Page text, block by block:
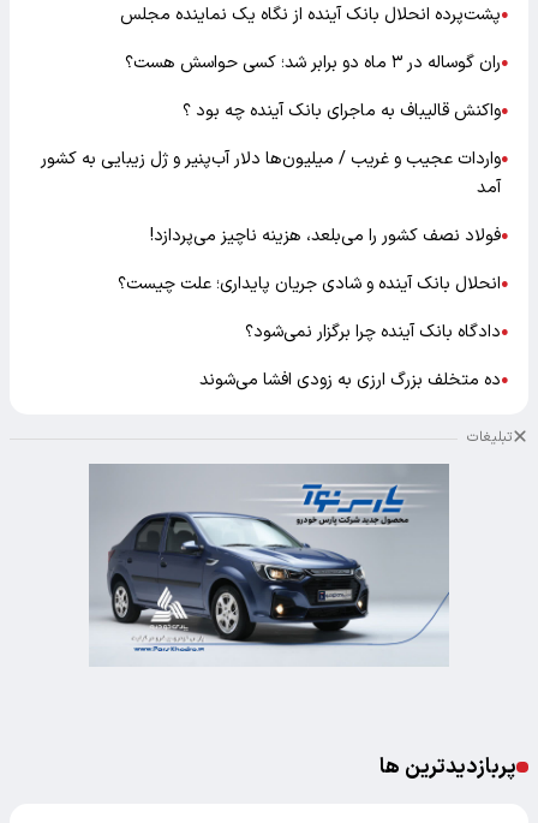
●پشت‌پرده انحلال بانک آینده از نگاه یک نماینده مجلس
●ران گوساله در ۳ ماه دو برابر شد؛ کسی حواسش هست؟
●واکنش قالیباف به ماجرای بانک آینده چه بود ؟
●واردات عجیب و غریب / میلیون‌ها دلار آب‌پنیر و ژل زیبایی به کشور
آمد
●فولاد نصف کشور را می‌بلعد، هزینه ناچیز می‌پردازد!
●انحلال بانک آینده و شادی جریان پایداری؛ علت چیست؟
●دادگاه بانک آینده چرا برگزار نمی‌شود؟
●ده متخلف بزرگ ارزی به زودی افشا می‌شوند
تبلیغات
پربازدیدترین ها